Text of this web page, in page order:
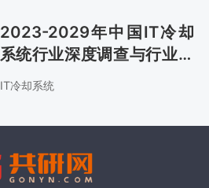
2023-2029年中国IT冷却
系统行业深度调查与行业前
景预测报告
IT冷却系统